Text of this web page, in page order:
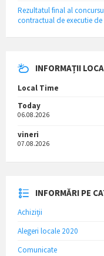
Rezultatul final al
contractual de executie
INFORMAȚII
Local Time
Today
06.08.2026
vineri
07.08.2026
INFORMĂRI PE
Achiziții
Alegeri locale 2020
Comunicate